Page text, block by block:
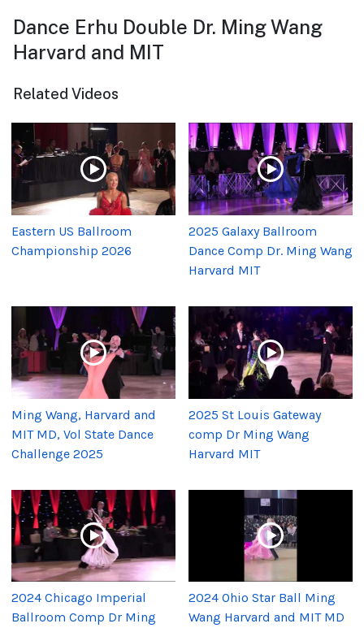
Dance Erhu Double Dr. Ming Wang
Harvard and MIT
Related Videos
Eastern US Ballroom
Championship 2026
2025 Galaxy Ballroom
Dance Comp Dr. Ming Wang
Harvard MIT
Ming Wang, Harvard and
MIT MD, Vol State Dance
Challenge 2025
2025 St Louis Gateway
comp Dr Ming Wang
Harvard MIT
2024 Chicago Imperial
Ballroom Comp Dr Ming
2024 Ohio Star Ball Ming
Wang Harvard and MIT MD